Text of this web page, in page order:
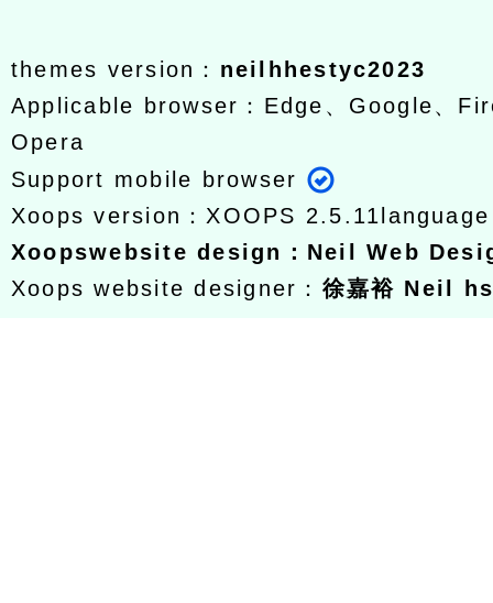
themes version： neilhhestyc2023
Applicable browser：Edge、Google、
Opera
Support mobile browser
Xoops version： XOOPS 2.5.11
Xoopswebsite design ： Neil Web
Xoops website designer： 徐嘉裕 Neil